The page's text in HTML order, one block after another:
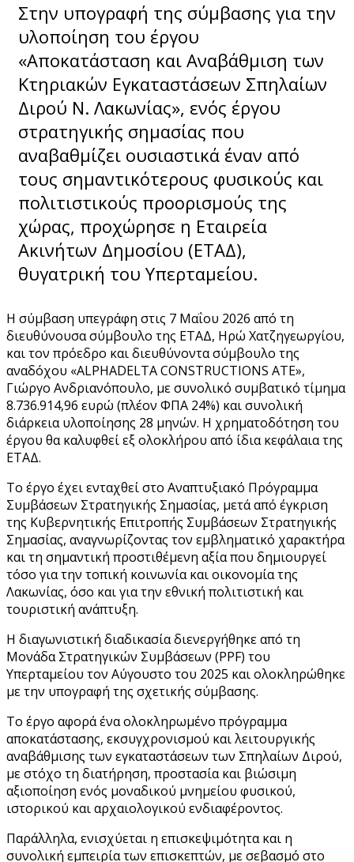
Στην υπογραφή της σύμβασης για την
υλοποίηση του έργου
«Αποκατάσταση και Αναβάθμιση των
Κτηριακών Εγκαταστάσεων Σπηλαίων
Διρού Ν. Λακωνίας», ενός έργου
στρατηγικής σημασίας που
αναβαθμίζει ουσιαστικά έναν από
τους σημαντικότερους φυσικούς και
πολιτιστικούς προορισμούς της
χώρας, προχώρησε η Εταιρεία
Ακινήτων Δημοσίου (ΕΤΑΔ),
θυγατρική του Υπερταμείου.
Η σύμβαση υπεγράφη στις 7 Μαΐου 2026 από τη
διευθύνουσα σύμβουλο της ΕΤΑΔ, Ηρώ Χατζηγεωργίου,
και τον πρόεδρο και διευθύνοντα σύμβουλο της
αναδόχου «ALPHADELTA CONSTRUCTIONS ΑΤΕ»,
Γιώργο Ανδριανόπουλο, με συνολικό συμβατικό τίμημα
8.736.914,96 ευρώ (πλέον ΦΠΑ 24%) και συνολική
διάρκεια υλοποίησης 28 μηνών. Η χρηματοδότηση του
έργου θα καλυφθεί εξ ολοκλήρου από ίδια κεφάλαια της
ΕΤΑΔ.
Το έργο έχει ενταχθεί στο Αναπτυξιακό Πρόγραμμα
Συμβάσεων Στρατηγικής Σημασίας, μετά από έγκριση
της Κυβερνητικής Επιτροπής Συμβάσεων Στρατηγικής
Σημασίας, αναγνωρίζοντας τον εμβληματικό χαρακτήρα
και τη σημαντική προστιθέμενη αξία που δημιουργεί
τόσο για την τοπική κοινωνία και οικονομία της
Λακωνίας, όσο και για την εθνική πολιτιστική και
τουριστική ανάπτυξη.
Η διαγωνιστική διαδικασία διενεργήθηκε από τη
Μονάδα Στρατηγικών Συμβάσεων (PPF) του
Υπερταμείου τον Αύγουστο του 2025 και ολοκληρώθηκε
με την υπογραφή της σχετικής σύμβασης.
Το έργο αφορά ένα ολοκληρωμένο πρόγραμμα
αποκατάστασης, εκσυγχρονισμού και λειτουργικής
αναβάθμισης των εγκαταστάσεων των Σπηλαίων Διρού,
με στόχο τη διατήρηση, προστασία και βιώσιμη
αξιοποίηση ενός μοναδικού μνημείου φυσικού,
ιστορικού και αρχαιολογικού ενδιαφέροντος.
Παράλληλα, ενισχύεται η επισκεψιμότητα και η
συνολική εμπειρία των επισκεπτών, με σεβασμό στο